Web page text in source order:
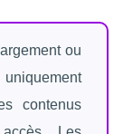
ou
contenus